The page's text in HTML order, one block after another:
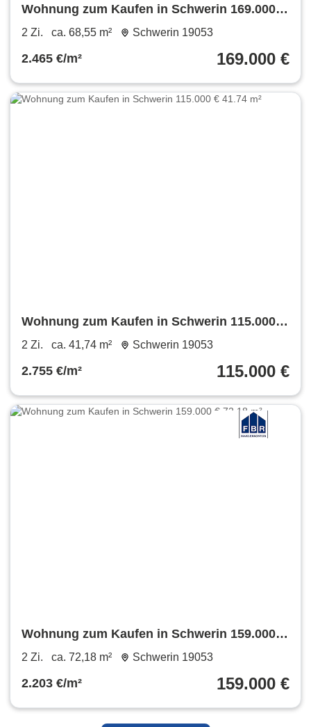
Wohnung zum Kaufen in Schwerin 169.000 €
68.55 m²
2 Zi. ca. 68,55 m² Schwerin 19053
2.465 €/m² 169.000 €
Wohnung zum Kaufen in Schwerin 115.000 €
41.74 m²
2 Zi. ca. 41,74 m² Schwerin 19053
2.755 €/m² 115.000 €
Wohnung zum Kaufen in Schwerin 159.000 €
72.18 m²
2 Zi. ca. 72,18 m² Schwerin 19053
2.203 €/m² 159.000 €